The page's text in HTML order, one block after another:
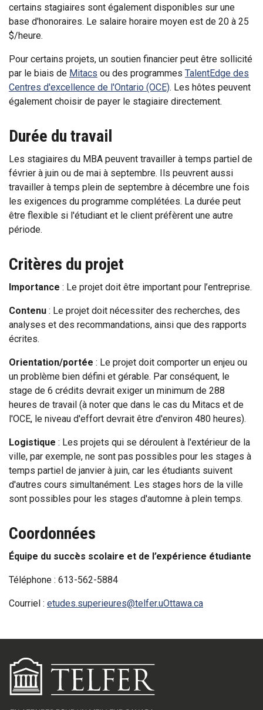
certains stagiaires sont également disponibles sur une
base d'honoraires. Le salaire horaire moyen est de 20 à 25
$/heure.
Pour certains projets, un soutien financier peut être sollicité
par le biais de Mitacs ou des programmes TalentEdge des
Centres d'excellence de l'Ontario (OCE). Les hôtes peuvent
également choisir de payer le stagiaire directement.
Durée du travail
Les stagiaires du MBA peuvent travailler à temps partiel de
février à juin ou de mai à septembre. Ils peuvrent aussi
travailler à temps plein de septembre à décembre une fois
les exigences du programme complétées. La durée peut
être flexible si l'étudiant et le client préfèrent une autre
période.
Critères du projet
Importance : Le projet doit être important pour l’entreprise.
Contenu : Le projet doit nécessiter des recherches, des
analyses et des recommandations, ainsi que des rapports
écrites.
Orientation/portée : Le projet doit comporter un enjeu ou
un problème bien défini et gérable. Par conséquent, le
stage de 6 crédits devrait exiger un minimum de 288
heures de travail (à noter que dans le cas du Mitacs et de
l'OCE, le niveau d'effort devrait être d'environ 480 heures).
Logistique : Les projets qui se déroulent à l'extérieur de la
ville, par exemple, ne sont pas possibles pour les stages à
temps partiel de janvier à juin, car les étudiants suivent
d'autres cours simultanément. Les stages hors de la ville
sont possibles pour les stages d'automne à plein temps.
Coordonnées
Équipe du succès scolaire et de l’expérience étudiante
Téléphone : 613-562-5884
Courriel : etudes.superieures@telfer.uOttawa.ca